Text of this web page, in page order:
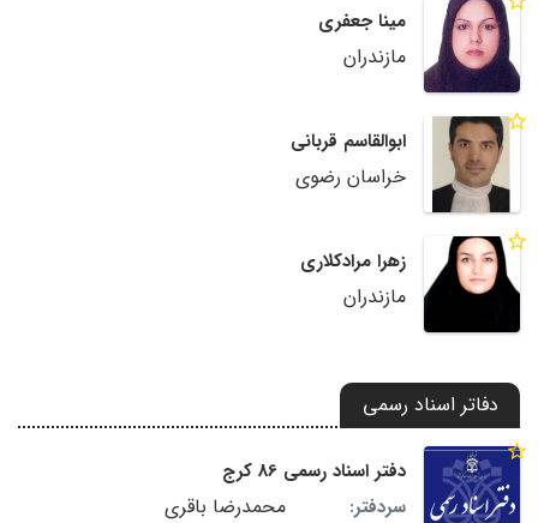
مینا جعفری
مازندران
ابوالقاسم قربانی
خراسان رضوی
زهرا مرادکلاری
مازندران
دفاتر اسناد رسمی
دفتر اسناد رسمی 86 کرج
سردفتر:
محمدرضا باقری